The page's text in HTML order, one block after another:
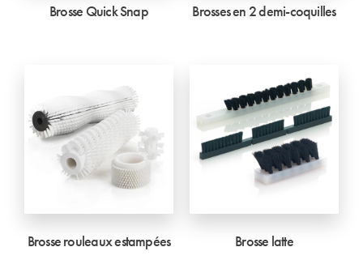
Brosse Quick Snap Brosses en 2 demi-coquilles
Brosse rouleaux estampées Brosse latte